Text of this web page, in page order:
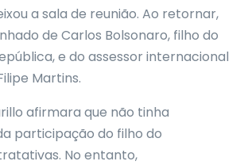
a sala de reunião. Ao retornar,
de Carlos Bolsonaro, filho do
e do assessor internacional
Martins.
afirmara que não tinha
participação do filho do
No entanto,